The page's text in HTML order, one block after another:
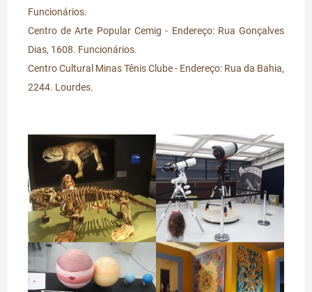
Funcionários.
Centro de Arte Popular Cemig - Endereço: Rua Gonçalves
Dias, 1608. Funcionários.
Centro Cultural Minas Tênis Clube - Endereço: Rua da Bahia,
2244. Lourdes.